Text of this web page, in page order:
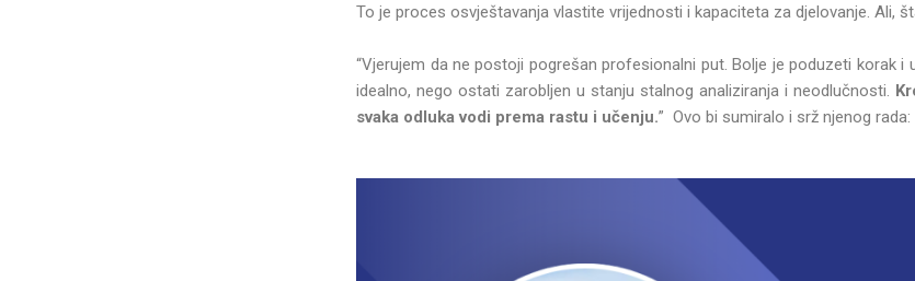
To je proces osvještavanja vlastite vrijednosti i kapaciteta za djelovanje. Ali,
“Vjerujem da ne postoji pogrešan profesionalni put. Bolje je poduzeti korak i
idealno, nego ostati zarobljen u stanju stalnog analiziranja i neodlučnosti.
svaka odluka vodi prema rastu i učenju.” Ovo bi sumiralo i srž njenog rada: